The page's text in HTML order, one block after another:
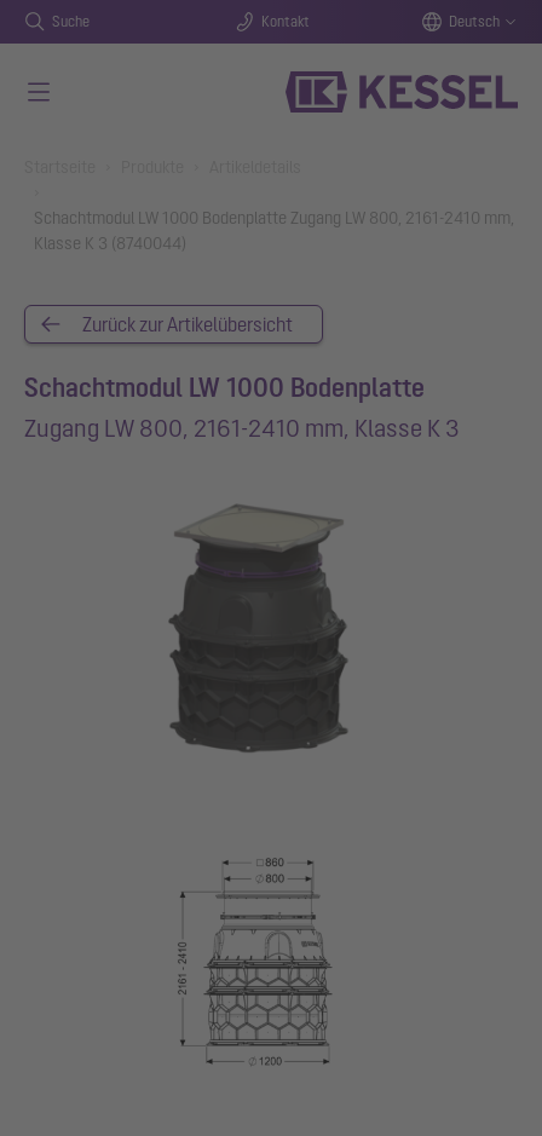
Suche Kontakt Deutsch
Schachtmodul LW 1000 Bodenplatte Zugang LW 800, 2161-2410 mm,
Klasse K 3 (8740044)
Zurück zur Artikelübersicht
Schachtmodul LW 1000 Bodenplatte
Zugang LW 800, 2161-2410 mm, Klasse K 3